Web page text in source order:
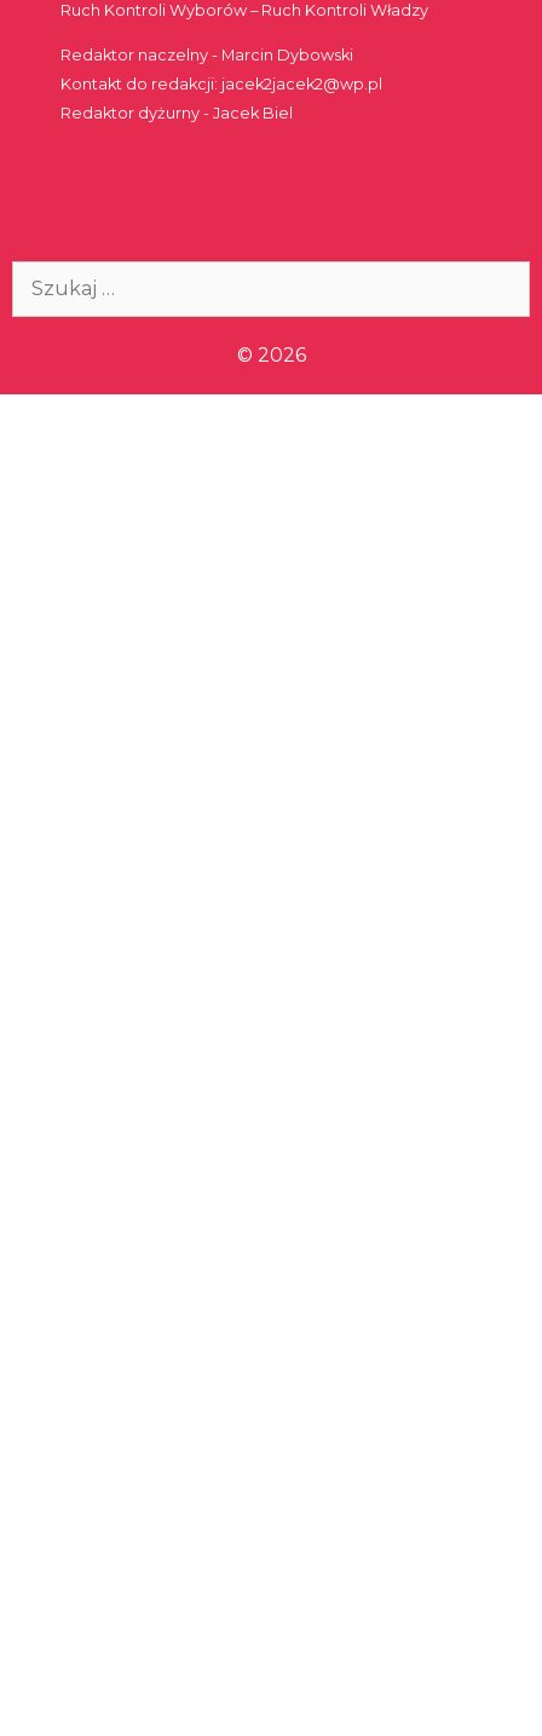
Ruch Kontroli Wyborów – Ruch Kontroli Władzy
Redaktor naczelny - Marcin Dybowski
Kontakt do redakcji: jacek2jacek2@wp.pl
Redaktor dyżurny - Jacek Biel
Szukaj:
© 2026